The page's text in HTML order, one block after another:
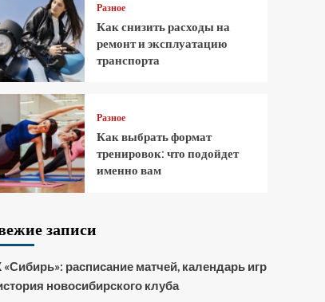
Разное
Как снизить расходы на
ремонт и эксплуатацию
транспорта
Разное
Как выбрать формат
тренировок: что подойдет
именно вам
записи
«Сибирь»: расписание матчей, календарь игр
новосибирского клуба